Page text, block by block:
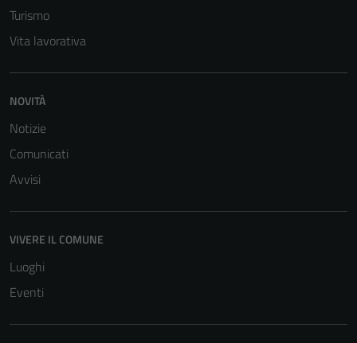
Turismo
Vita lavorativa
NOVITÀ
Notizie
Comunicati
Avvisi
VIVERE IL COMUNE
Luoghi
Eventi
informazioni